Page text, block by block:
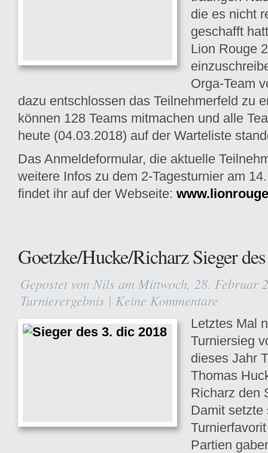
die es nicht
geschafft
Lion Rouge
Orga-Team
dazu entschlossen das Teilnehmerfeld zu
können 128 Teams mitmachen und alle
heute (04.03.2018) auf der Warteliste
Das Anmeldeformular, die aktuelle
weitere Infos zu dem 2-Tagesturnier am
findet ihr auf der Webseite:
Goetzke/Hucke/Richarz Sieger
Gepostet von Nils am Mittwoch, 28. Februar
Turnierergebnis | Keine Kommentare
Letztes Mal
Turniersieg
dieses Jahr
Thomas
Richarz den
Damit setzte
Partien